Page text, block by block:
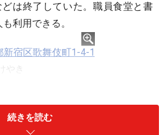
は終了していた。職員食堂と書
利用できる。
き
やし中華にしよう。入り口の券売
だ。
続きを読む